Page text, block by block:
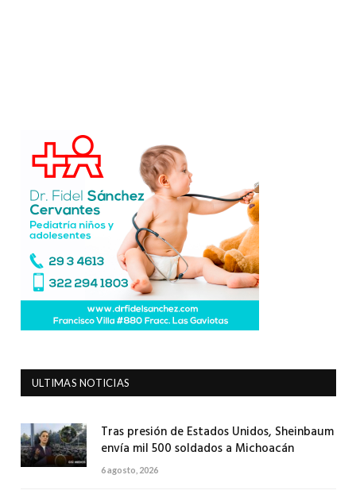
ULTIMAS NOTICIAS
Tras presión de Estados Unidos, Sheinbaum
envía mil 500 soldados a Michoacán
6 agosto, 2026